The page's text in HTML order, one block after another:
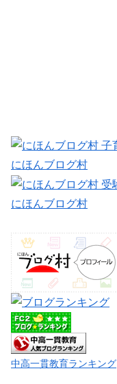
にほんブログ村
にほんブログ村
中高一貫教育ランキング